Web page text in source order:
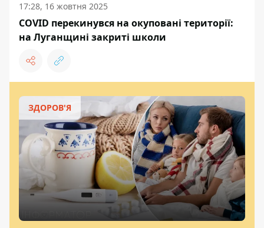
17:28, 16 жовтня 2025
COVID перекинувся на окуповані території:
на Луганщині закриті школи
ЗДОРОВ'Я